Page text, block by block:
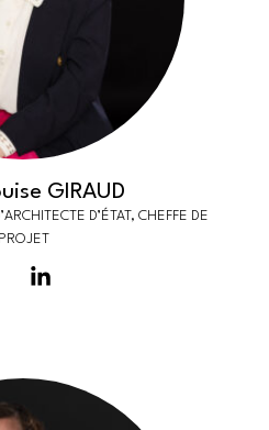
GIRAUD
D’ÉTAT, CHEFFE DE
PROJET